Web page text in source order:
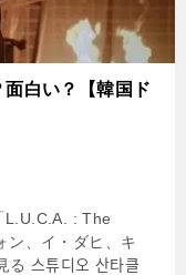
白い？【韓国ド
L.U.C.A. : The
ン、イ・ダヒ、キ
산타클